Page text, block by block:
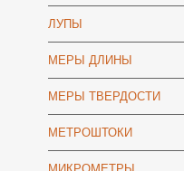
ЛУПЫ
МЕРЫ ДЛИНЫ
МЕРЫ ТВЕРДОСТИ
МЕТРОШТОКИ